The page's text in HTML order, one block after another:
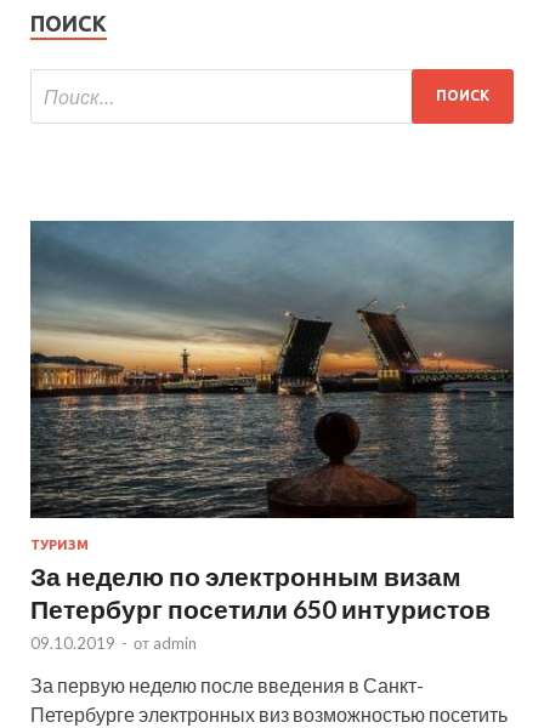
ПОИСК
ТУРИЗМ
За неделю по электронным визам
Петербург посетили 650 интуристов
09.10.2019 - от admin
За первую неделю после введения в Санкт-
Петербурге электронных виз возможностью посетить